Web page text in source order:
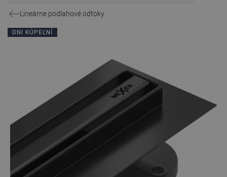
Lineárne podlahové odtoky
DNI KÚPEĽNÍ